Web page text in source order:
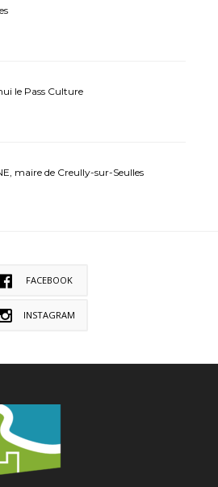
le Pass Culture
maire de Creully-sur-Seulles
FACEBOOK
INSTAGRAM